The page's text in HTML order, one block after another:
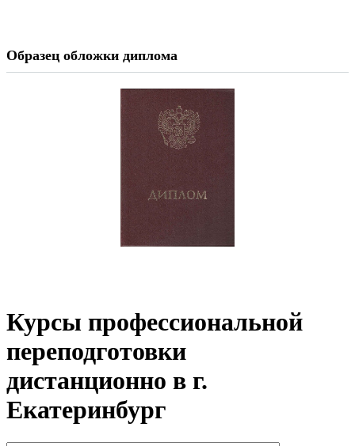
Образец обложки диплома
Курсы профессиональной
переподготовки
дистанционно в г.
Екатеринбург